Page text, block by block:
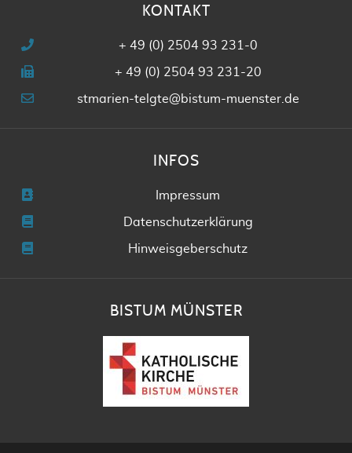
KONTAKT
+ 49 (0) 2504 93 231-0
+ 49 (0) 2504 93 231-20
stmarien-telgte@bistum-muenster.de
INFOS
Impressum
Datenschutzerklärung
Hinweisgeberschutz
BISTUM MÜNSTER